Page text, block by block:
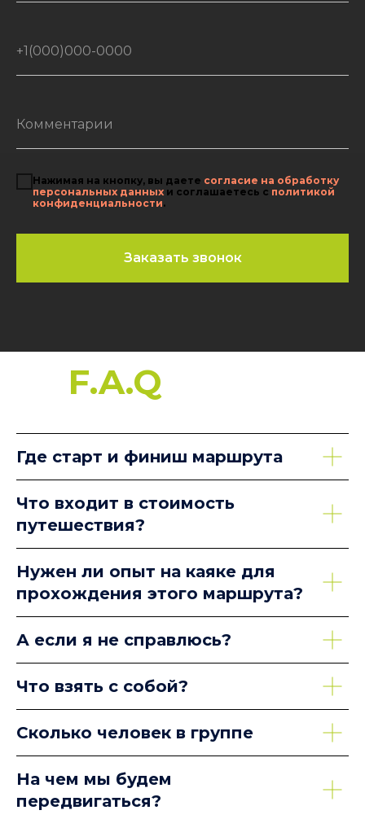
Нажимая на кнопку, вы даете согласие на обработку
персональных данных и соглашаетесь c политикой
конфиденциальности.
Заказать звонок
F.A.Q
Где старт и финиш мар шрута
Что входит в стоимость
путешествия?
Нужен ли опыт на каяке для
прохождения этого маршрута?
А если я не справлюсь?
Что взять с собой?
Сколько человек в группе
На чем мы будем
передвигаться?